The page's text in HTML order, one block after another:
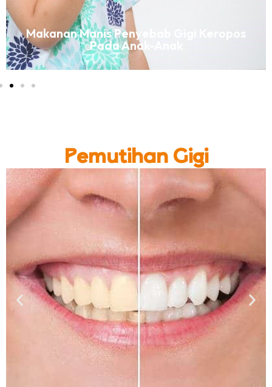
Makanan Manis Penyebab Gigi Keropos
Pada Anak-Anak
Pemutihan Gigi